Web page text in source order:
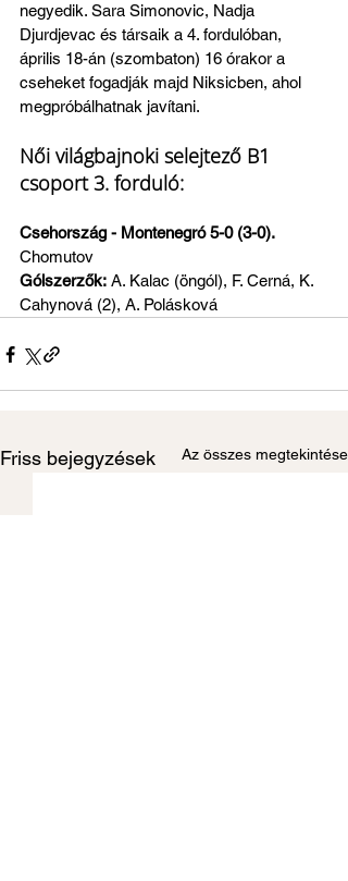
negyedik. Sara Simonovic, Nadja
Djurdjevac és társaik a 4. fordulóban,
április 18-án (szombaton) 16 órakor a
cseheket fogadják majd Niksicben, ahol
megpróbálhatnak javítani.
Női világbajnoki selejtező B1
csoport 3. forduló:
Csehország - Montenegró 5-0 (3-0).
Chomutov
Gólszerzők: A. Kalac (öngól), F. Cerná, K.
Cahynová (2), A. Polásková
Friss bejegyzések Az összes megtekintése